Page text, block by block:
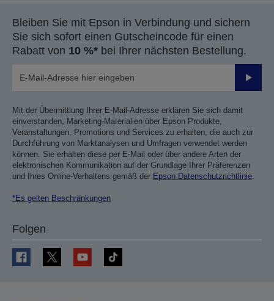
Bleiben Sie mit Epson in Verbindung und sichern
Sie sich sofort einen Gutscheincode für einen
Rabatt von 10 %* bei Ihrer nächsten Bestellung.
Mit der Übermittlung Ihrer E-Mail-Adresse erklären Sie sich damit
einverstanden, Marketing-Materialien über Epson Produkte,
Veranstaltungen, Promotions und Services zu erhalten, die auch zur
Durchführung von Marktanalysen und Umfragen verwendet werden
können. Sie erhalten diese per E-Mail oder über andere Arten der
elektronischen Kommunikation auf der Grundlage Ihrer Präferenzen
und Ihres Online-Verhaltens gemäß der Epson Datenschutzrichtlinie.
*Es gelten Beschränkungen
Folgen